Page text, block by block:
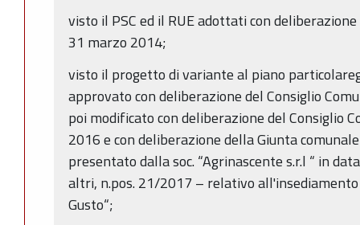
visto il PSC ed il RUE adottati con
31 marzo 2014;
visto il progetto di variante al piano
approvato con deliberazione del Consiglio
poi modificato con deliberazione del Consiglio
2016 e con deliberazione della Giunta
presentato dalla soc. “Agrinascente s.r.l “ in
altri, n.pos. 21/2017 – relativo
Gusto“;